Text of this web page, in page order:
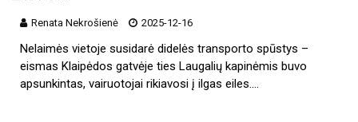
Renata Nekrošienė 2025-12-16
Nelaimės vietoje susidarė didelės transporto spūstys –
eismas Klaipėdos gatvėje ties Laugalių kapinėmis buvo
apsunkintas, vairuotojai rikiavosi į ilgas eiles.…